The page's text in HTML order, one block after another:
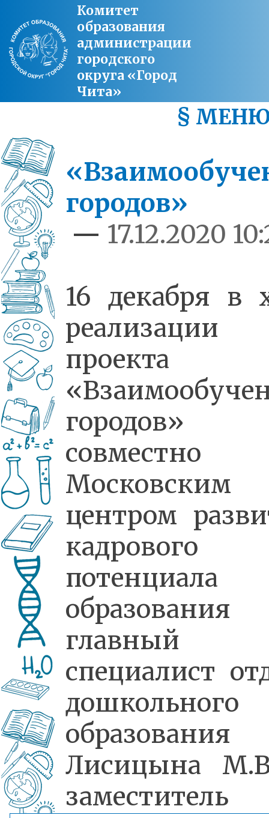
Комитет
образования
администрации
городского
округа «Город
Чита»
§
городов»
— 17.12.2020
16 декабря в
реализации
проекта
городов»
Московским
центром
кадрового
потенциала
образования
главный
специалист
дошкольного
образования
Лисицына
заместитель